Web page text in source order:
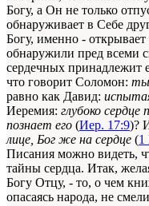
Богу, а Он не только
обнаруживает в Себе
Богу, именно -
обнаружили пред всеми
сердечных принадлежит
что говорит Соломон: ты
равно как Давид:
Иеремия: глубоко сердце
познает его (Иер. 17:9)?
лице, Бог же на сердце (1
Писания можно видеть,
тайны сердца. Итак,
Богу Отцу, - то, о чем
опасаясь народа, не